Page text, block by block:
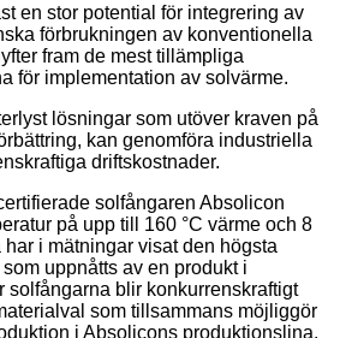
en stor potential för integrering av
förbrukningen av konventionella
fram de mest tillämpliga
för implementation av solvärme.
lösningar som utöver kraven på
kan genomföra industriella
driftskostnader.
solfångaren Absolicon
på upp till 160 °C värme och 8
i mätningar visat den högsta
uppnåtts av en produkt i
solfångarna blir konkurrenskraftigt
som tillsammans möjliggör
i Absolicons produktionslina.